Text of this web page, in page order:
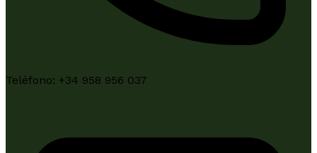
Teléfono: +34 958 956 037